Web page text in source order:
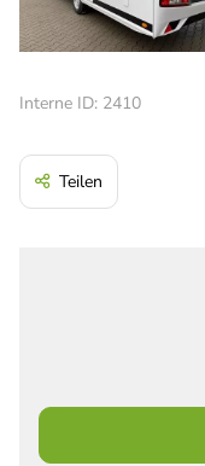
Interne ID: 2410
Teilen